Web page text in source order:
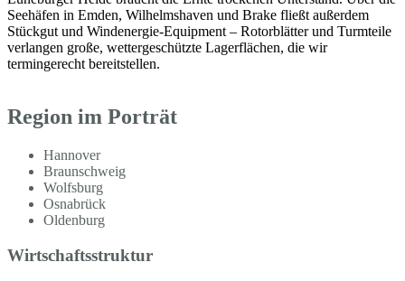
Seehäfen in Emden, Wilhelmshaven und Brake fließt außerdem
Stückgut und Windenergie-Equipment – Rotorblätter und Turmteile
verlangen große, wettergeschützte Lagerflächen, die wir
termingerecht bereitstellen.
Region im Porträt
Hannover
Braunschweig
Wolfsburg
Osnabrück
Oldenburg
Wirtschaftsstruktur